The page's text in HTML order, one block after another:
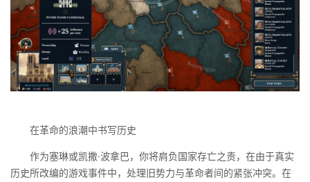
在革命的浪潮中书写历史
作为塞琳或凯撒·波拿巴，你将肩负国家存亡之责，在由于真实
历史所改编的游戏事件中，处理旧势力与革命者间的紧张冲突。在